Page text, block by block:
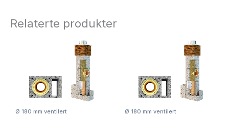
«Elementpipe “FIREND UNIVERSAL”
ventilert, Ø 180 mm, Høyde 10,3 m»
Din e-postadresse vil ikke bli publisert.
Obligatoriske felt er merket med
Vurderingen din
Omtalen din*
Relaterte produkter
Ø 180 mm ventilert Ø 180 mm ventilert